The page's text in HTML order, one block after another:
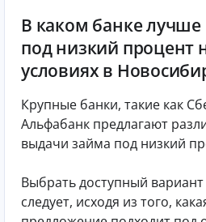
В каком банке лучше
под низкий процент
условиях в
Крупные банки, такие как
Альфабанк предлагают
выдачи займа под низкий
Выбрать доступный
следует, исходя из того,